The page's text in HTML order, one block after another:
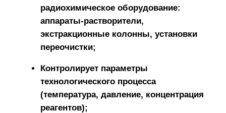
радиохимическое оборудование:
аппараты-растворители,
экстракционные колонны, установки
переочистки;
Контролирует параметры
технологического процесса
(температура, давление, концентрация
реагентов);